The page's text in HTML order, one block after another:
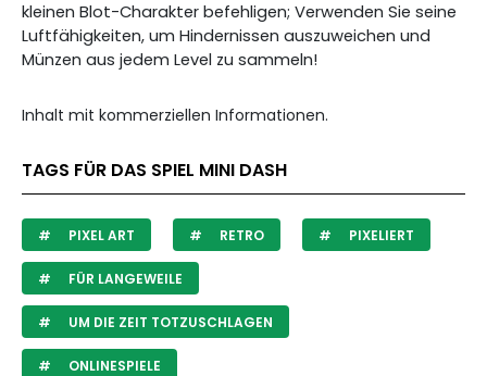
kleinen Blot-Charakter befehligen; Verwenden Sie seine
Luftfähigkeiten, um Hindernissen auszuweichen und
Münzen aus jedem Level zu sammeln!
Inhalt mit kommerziellen Informationen.
TAGS FÜR DAS SPIEL MINI DASH
PIXEL ART RETRO PIXELIERT
FÜR LANGEWEILE
UM DIE ZEIT TOTZUSCHLAGEN
ONLINESPIELE